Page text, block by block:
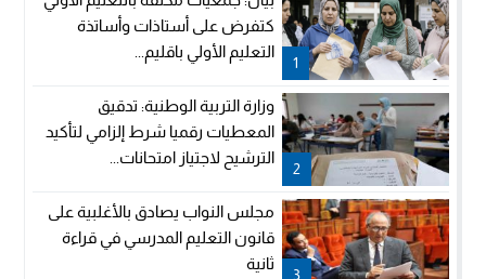
1
كتفرض على أستاذات وأساتذة
التعليم الأولي باقليم...
2
وزارة التربية الوطنية: تدقيق
المعطيات رقميا شرط إلزامي لتأكيد
الترشيح لاجتياز امتحانات...
3
مجلس النواب يصادق بالأغلبية على
قانون التعليم المدرسي في قراءة
ثانية